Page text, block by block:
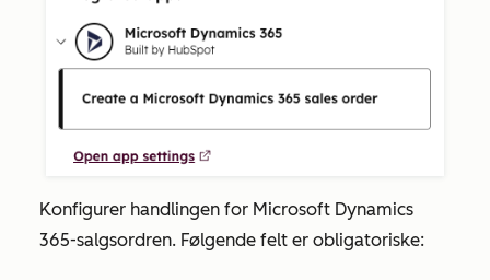
Konfigurer handlingen for Microsoft Dynamics
365-salgsordren. Følgende felt er obligatoriske: